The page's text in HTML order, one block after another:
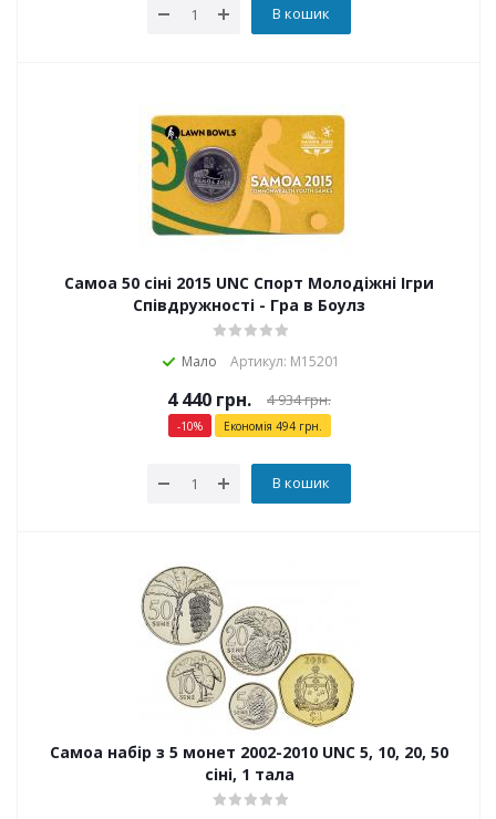
В кошик
Самоа 50 сіні 2015 UNC Спорт Молодіжні Ігри
Співдружності - Гра в Боулз
Мало Артикул: М15201
4 440 грн. 4 934грн.
-10% Економія 494грн.
В кошик
Самоа набір з 5 монет 2002-2010 UNC 5, 10, 20, 50
сіні, 1 тала